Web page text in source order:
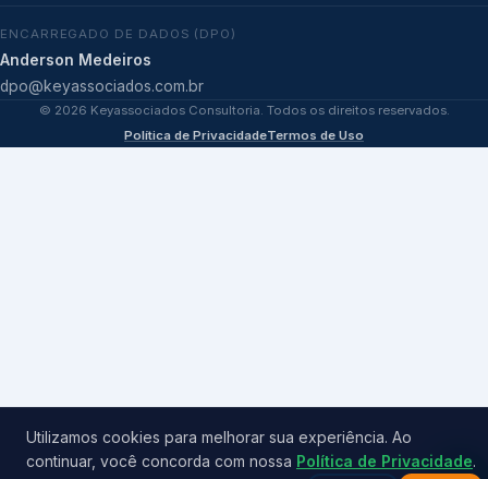
ENCARREGADO DE DADOS (DPO)
Anderson Medeiros
dpo@keyassociados.com.br
© 2026 Keyassociados Consultoria. Todos os direitos reservados.
Política de PrivacidadeTermos de Uso
Utilizamos cookies para melhorar sua experiência. Ao
continuar, você concorda com nossa Política de Privacidade.